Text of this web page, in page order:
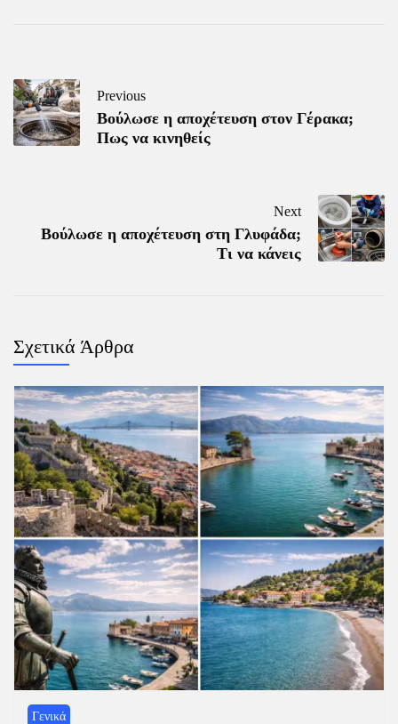
Previous
Βούλωσε η αποχέτευση στον Γέρακα;
Πως να κινηθείς
Next
Βούλωσε η αποχέτευση στη Γλυφάδα;
Τι να κάνεις
Σχετικά Άρθρα
Γενικά